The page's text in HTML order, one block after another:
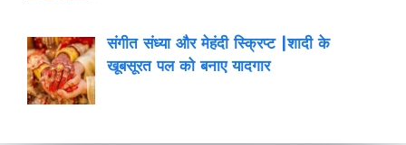
संगीत संध्या और मेहंदी स्क्रिप्ट |शादी के
खूबसूरत पल को बनाए यादगार